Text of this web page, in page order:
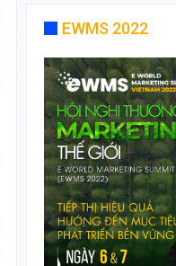
EWMS 2022